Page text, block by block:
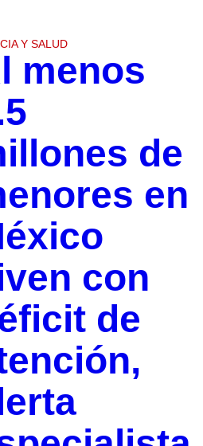
Y SALUD
menos
de
en
con
de